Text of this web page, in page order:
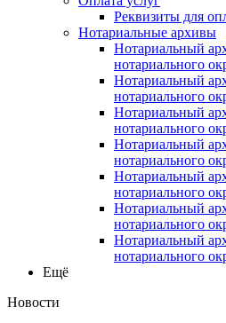
Реквизиты для
Нотариальные архивы
Нотариальный
нотариального
Нотариальный
нотариального
Нотариальный
нотариального
Нотариальный
нотариального
Нотариальный
нотариального
Нотариальный
нотариального
Нотариальный
нотариального
Ещё
Новости